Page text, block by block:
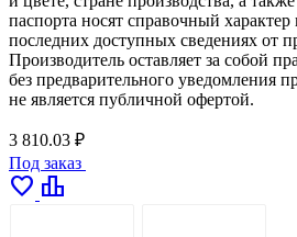
паспорта носят справочный
последних доступных сведениях от
Производитель оставляет за собой
без предварительного уведомления
не является публичной офертой.
3 810.03 ₽
Под заказ
favorite leaderboard